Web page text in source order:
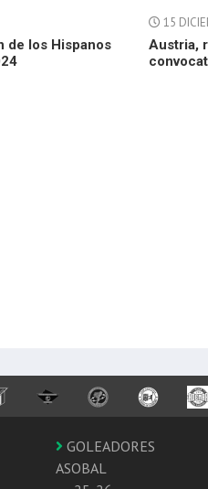
de los Hispanos
15
Austria,
GOLEADORES
ASOBAL